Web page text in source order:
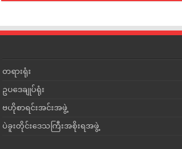
တရားရုံး
ဥပဒေချုပ်ရုံး
ဗဟိုစာရင်းအင်းအဖွဲ့
ပဲခူးတိုင်းဒေသကြီးအစိုးရအဖွဲ့